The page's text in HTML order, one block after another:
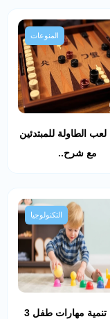
المنوعات
الطاولة للمبتدئين
مع شرح..
التكنولوجيا
ألعاب تنمية مهارات طفل 3